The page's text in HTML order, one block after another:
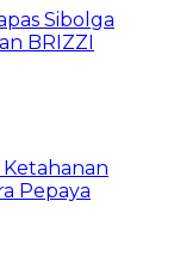
Sibolga
BRIZZI
Pepaya